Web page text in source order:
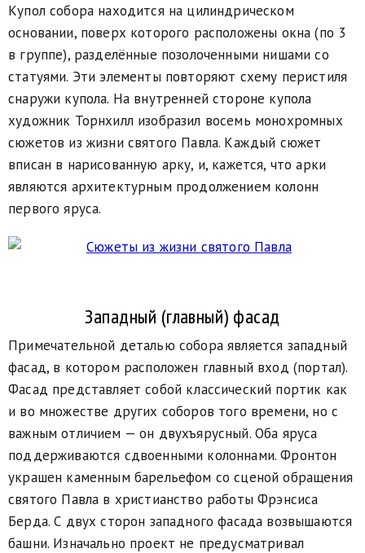
Купол собора находится на цилиндрическом
основании, поверх которого расположены окна (по 3
в группе), разделённые позолоченными нишами со
статуями. Эти элементы повторяют схему перистиля
снаружи купола. На внутренней стороне купола
художник Торнхилл изобразил восемь монохромных
сюжетов из жизни святого Павла. Каждый сюжет
вписан в нарисованную арку, и, кажется, что арки
являются архитектурным продолжением колонн
первого яруса.
Западный (главный) фасад
Примечательной деталью собора является западный
фасад, в котором расположен главный вход (портал).
Фасад представляет собой классический портик как
и во множестве других соборов того времени, но с
важным отличием — он двухъярусный. Оба яруса
поддерживаются сдвоенными колоннами. Фронтон
украшен каменным барельефом со сценой обращения
святого Павла в христианство работы Фрэнсиса
Берда. С двух сторон западного фасада возвышаются
башни. Изначально проект не предусматривал